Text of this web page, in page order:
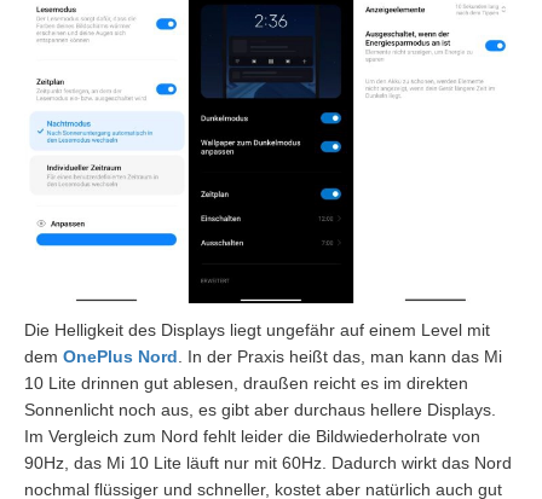
Die Helligkeit des Displays liegt ungefähr auf einem Level mit
dem OnePlus Nord . In der Praxis heißt das, man kann das Mi
10 Lite drinnen gut ablesen, draußen reicht es im direkten
Sonnenlicht noch aus, es gibt aber durchaus hellere Displays.
Im Vergleich zum Nord fehlt leider die Bildwiederholrate von
90Hz, das Mi 10 Lite läuft nur mit 60Hz. Dadurch wirkt das Nord
nochmal flüssiger und schneller, kostet aber natürlich auch gut